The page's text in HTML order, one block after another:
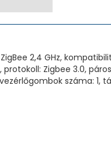
2,4 GHz,
Zigbee 3.0,
vezérlőgombok száma: